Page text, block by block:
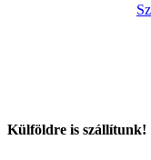
Külföldre is szállítunk!